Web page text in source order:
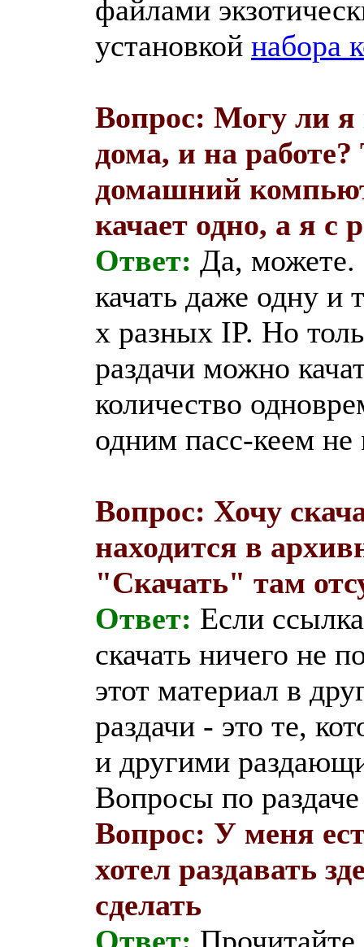
файлами
установкой набора
Вопрос: Могу ли я
дома, и на работе?
домашний
качает одно, а я с
Ответ: Да, можете.
качать даже одну и
х разных IP. Но
раздачи можно
количество
одним пасс-кеем
Вопрос: Хочу
находится в
"Скачать" там
Ответ: Если
скачать ничего не
этот материал в
раздачи - это те,
и другими
Вопросы по
Вопрос: У меня
хотел раздавать
сделать